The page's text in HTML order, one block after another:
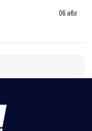
06 авг